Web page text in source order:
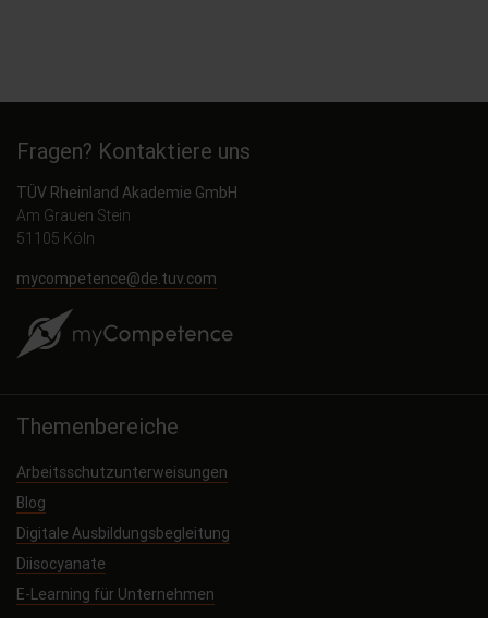
Fragen? Kontaktiere uns
TÜV Rheinland Akademie GmbH
Am Grauen Stein
51105 Köln
mycompetence@de.tuv.com
Themenbereiche
Arbeitsschutzunterweisungen
Blog
Digitale Ausbildungsbegleitung
Diisocyanate
E-Learning für Unternehmen